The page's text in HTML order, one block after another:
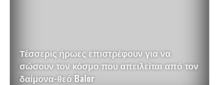
Τέσσερις ήρωες επιστρέφουν για να
σώσουν τον κόσμο που απειλείται από τον
δαίμονα-θεό Balor